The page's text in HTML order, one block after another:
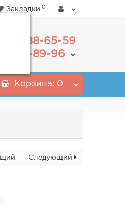
Закладки 0
488-65-59
555-89-96
Корзина: 0
Следующий